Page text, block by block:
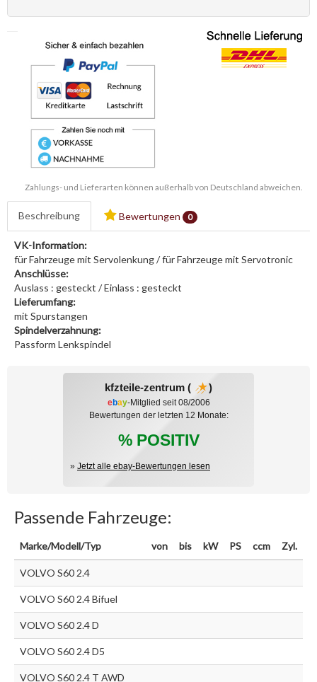
Zahlungs- und Lieferarten können außerhalb von Deutschland abweichen.
Beschreibung Bewertungen 0
VK-Information:
für Fahrzeuge mit Servolenkung / für Fahrzeuge mit Servotronic
Anschlüsse:
Auslass : gesteckt / Einlass : gesteckt
Lieferumfang:
mit Spurstangen
Spindelverzahnung:
Passform Lenkspindel
kfzteile-zentrum ( )
ebay-Mitglied seit 08/2006
Bewertungen der letzten 12 Monate:
% POSITIV
» Jetzt alle ebay-Bewertungen lesen
Passende Fahrzeuge:
Marke/Modell/Typ von bis kW PS ccm Zyl.
VOLVO S60 2.4
VOLVO S60 2.4 Bifuel
VOLVO S60 2.4 D
VOLVO S60 2.4 D5
VOLVO S60 2.4 T AWD